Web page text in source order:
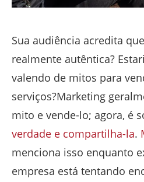
Sua audiência acredita
realmente autêntica?
valendo de mitos para
serviços?Marketing
mito e vende-lo; agora, é
verdade e compartilha-la.
menciona isso enquanto
empresa está tentando